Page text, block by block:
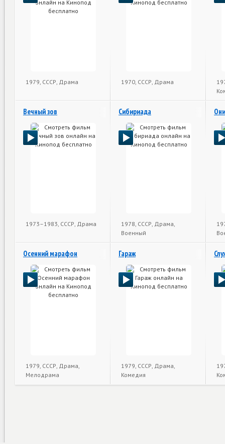
1979, СССР, Драма 1970, СССР, Драма
Вечный зов
1973–1983, СССР, Драма
Сибириада
1978, СССР, Драма,
Военный
Осенний марафон
1979, СССР, Драма,
Мелодрама
Гараж
1979, СССР, Драма,
Комедия